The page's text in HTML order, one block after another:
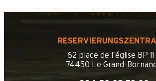
62 place de l’église BP 11
74450 Le Grand-Bornand